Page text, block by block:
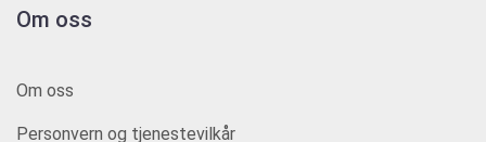
Om oss
Om oss
Personvern og tjenestevilkår